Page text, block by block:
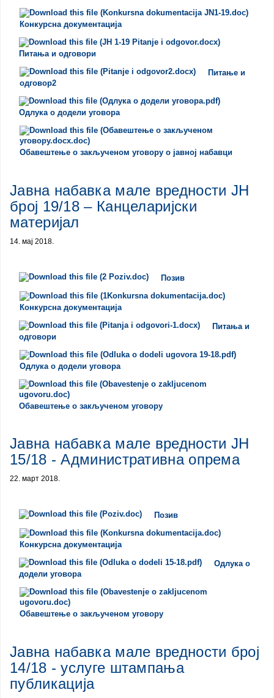
Конкурсна документација
Питања и одговори
Питање и
одговор2
Одлука о додели уговора
Обавештење о закљученом уговору о јавној набавци
Јавна набавка мале вредности ЈН
број 19/18 – Канцеларијски
материјал
14. мај 2018.
Позив
Конкурсна документација
Питања и
одговори
Одлука о додели уговора
Обавештење о закљученом уговору
Јавна набавка мале вредности ЈН
15/18 - Административна опрема
22. март 2018.
Позив
Конкурсна документација
Одлука о
додели уговора
Обавештење о закљученом уговору
Јавна набавка мале вредности број
14/18 - услуге штампања
публикација